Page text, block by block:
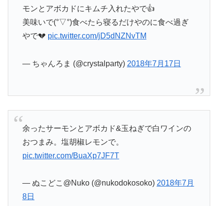
モンとアボカドにキムチ入れたやで👍
美味いで(°▽°)食べたら寝るだけやのに食べ過ぎ
やで💔 pic.twitter.com/jD5dNZNvTM
— ちゃんろま (@crystalparty) 2018年7月17日
余ったサーモンとアボカド&玉ねぎで白ワインの
おつまみ。塩胡椒レモンで。
pic.twitter.com/BuaXp7JF7T
— ぬこどこ@Nuko (@nukodokosoko) 2018年7月
8日